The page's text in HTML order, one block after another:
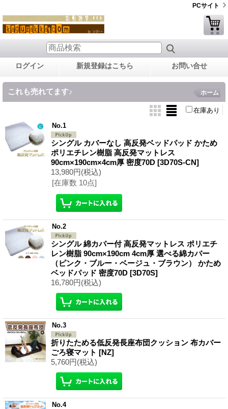
PCサイト
ログイン 新規登録はこちら お問い合せ
これも売れてます♪ ホーム
在庫あり
No.1
シングル カバーなし 高反発ベッドパッド かため
ポリエチレン樹脂 高反発マットレス
90cm×190cm×4cm厚 密度70D [3D70S-CN]
13,980円(税込)
[在庫数 10点]
No.2
シングル 綿カバー付 高反発マットレス ポリエチ
レン樹脂 90cm×190cm 4cm厚 選べる綿カバー
（ピンク・ブルー・ベージュ・ブラウン） かため
ベッドパッド 密度70D [3D70S]
16,780円(税込)
No.3
折りたためる低反発長座布団クッション 布カバー
ごろ寝マット [NZ]
5,760円(税込)
No.4